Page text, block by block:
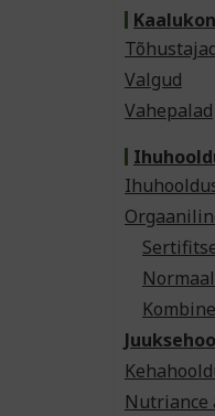
Valgud
Vahepalad
Nutriance